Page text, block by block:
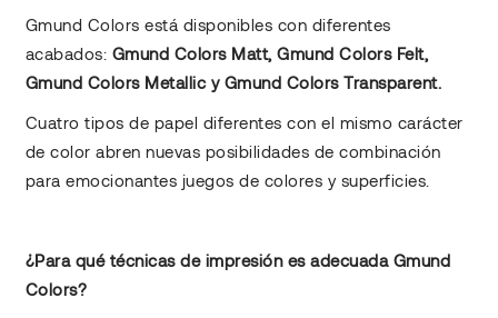
Gmund Colors está disponibles con diferentes
acabados: Gmund Colors Matt, Gmund Colors Felt,
Gmund Colors Metallic y Gmund Colors Transparent.
Cuatro tipos de papel diferentes con el mismo carácter
de color abren nuevas posibilidades de combinación
para emocionantes juegos de colores y superficies.
¿Para qué técnicas de impresión es adecuada Gmund
Colors?